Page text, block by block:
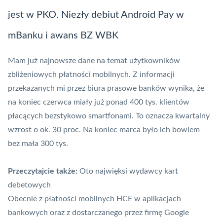
jest w PKO. Niezły debiut Android Pay w
mBanku i awans BZ WBK
Mam już najnowsze dane na temat użytkowników
zbliżeniowych płatności mobilnych. Z informacji
przekazanych mi przez biura prasowe banków wynika, że
na koniec czerwca miały już ponad 400 tys. klientów
płacących bezstykowo smartfonami. To oznacza kwartalny
wzrost o ok. 30 proc. Na koniec marca było ich bowiem
bez mała 300 tys.
Przeczytajcie także: Oto najwięksi wydawcy kart
debetowych
Obecnie z płatności mobilnych HCE w aplikacjach
bankowych oraz z dostarczanego przez firmę Google